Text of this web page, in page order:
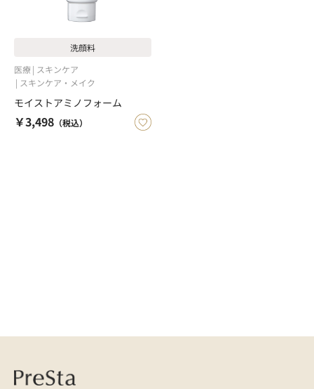
洗顔料
医療 スキンケア
スキンケア・メイク
モイストアミノフォーム
￥3,498 （税込）